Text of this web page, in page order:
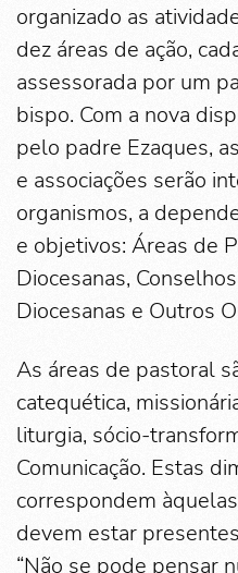
organizado as
dez áreas de ação,
assessorada por um
bispo. Com a nova
pelo padre Ezaques,
e associações serão
organismos, a
e objetivos: Áreas de
Diocesanas,
Diocesanas e Outros
As áreas de pastoral
catequética,
liturgia, sócio-
Comunicação. Estas
correspondem
devem estar
“Não se pode pensar